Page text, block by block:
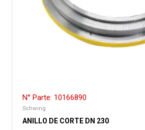
N° Parte: 10166890
Schwing
ANILLO DE CORTE DN 230